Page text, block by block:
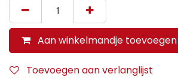
Aan winkelmandje toevoegen
Toevoegen aan verlanglijst